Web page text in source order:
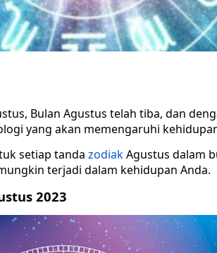
Bulan Agustus telah tiba, dan
yang akan memengaruhi
setiap tanda zodiakAgustus dalam
terjadi dalam kehidupan Anda.
2023